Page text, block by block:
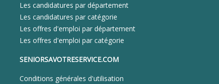
Les candidatures par département
Les candidatures par catégorie
Les offres d'emploi par département
Les offres d'emploi par catégorie
SENIORSAVOTRESERVICE.COM
Conditions générales d'utilisation